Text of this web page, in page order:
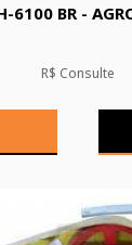
6100 BR -
R$ Consulte